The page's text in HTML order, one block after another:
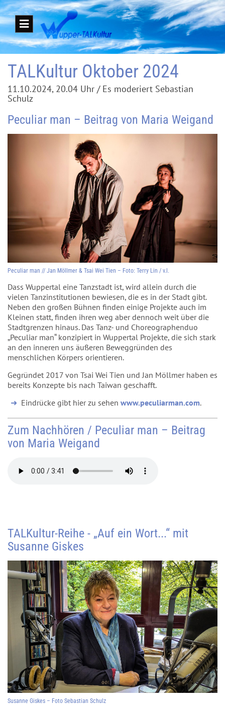
TALKultur Oktober 2024
11.10.2024, 20.04 Uhr / Es moderiert Sebastian
Schulz
Peculiar man – Beitrag von Maria Weigand
Peculiar man // Jan Möllmer & Tsai Wei Tien – Foto: Terry Lin / v.l.
Dass Wuppertal eine Tanzstadt ist, wird allein durch die
vielen Tanzinstitutionen bewiesen, die es in der Stadt gibt.
Neben den großen Bühnen finden einige Projekte auch im
Kleinen statt, finden ihren weg aber dennoch weit über die
Stadtgrenzen hinaus. Das Tanz- und Choreographenduo
„Peculiar man“ konzipiert in Wuppertal Projekte, die sich stark
an den inneren uns äußeren Beweggründen des
menschlichen Körpers orientieren.
Gegründet 2017 von Tsai Wei Tien und Jan Möllmer haben es
bereits Konzepte bis nach Taiwan geschafft.
Eindrücke gibt hier zu sehen www.peculiarman.com.
Zum Nachhören / Peculiar man – Beitrag
von Maria Weigand
TALKultur-Reihe - „Auf ein Wort...“ mit
Susanne Giskes
Susanne Giskes – Foto Sebastian Schulz